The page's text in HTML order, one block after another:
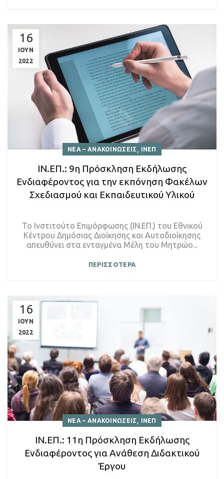
16
ΙΟΥΝ
2022
ΝΕΑ – ΑΝΑΚΟΙΝΩΣΕΙΣ , ΙΝΕΠ
ΙΝ.ΕΠ.: 9η Πρόσκληση Εκδήλωσης
Ενδιαφέροντος για την εκπόνηση Φακέλων
Σχεδιασμού και Εκπαιδευτικού Υλικού
Το Ινστιτούτο Επιμόρφωσης (ΙΝ.ΕΠ.) του Εθνικού
Κέντρου Δημόσιας Διοίκησης και Αυτοδιοίκησης
απευθύνει στα ενταγμένα Μέλη του Μητρώο...
ΠΕΡΙΣΣΟΤΕΡΑ
16
ΙΟΥΝ
2022
ΝΕΑ – ΑΝΑΚΟΙΝΩΣΕΙΣ , ΙΝΕΠ
ΙΝ.ΕΠ.: 11η Πρόσκληση Εκδήλωσης
Ενδιαφέροντος για Ανάθεση Διδακτικού
Έργου